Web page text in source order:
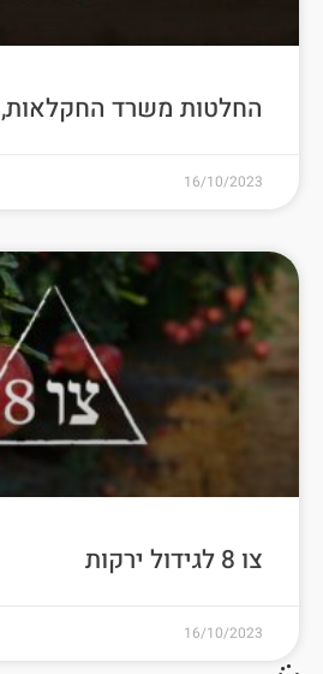
החלטות משרד החקלאות, 15/10
16/10/2023
צו 8 לגידול ירקות
16/10/2023